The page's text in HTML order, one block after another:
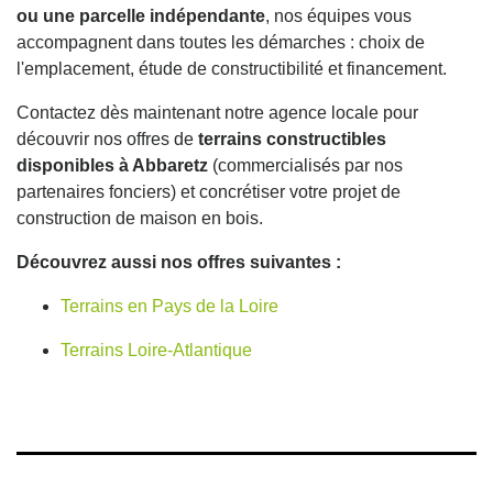
ou une parcelle indépendante, nos équipes vous
accompagnent dans toutes les démarches : choix de
l'emplacement, étude de constructibilité et financement.
Contactez dès maintenant notre agence locale pour
découvrir nos offres de terrains constructibles
disponibles à Abbaretz (commercialisés par nos
partenaires fonciers) et concrétiser votre projet de
construction de maison en bois.
Découvrez aussi nos offres suivantes :
Terrains en Pays de la Loire
Terrains Loire-Atlantique